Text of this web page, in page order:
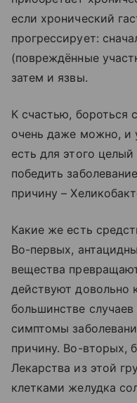
если хронический
прогрессирует:
(повреждённые
затем и язвы.
К счастью, бороться
очень даже можно, и
есть для этого
победить
причину –
Какие же есть
Во-первых,
вещества
действуют довольно
большинстве
симптомы
причину. Во-вторых,
Лекарства из этой
клетками желудка